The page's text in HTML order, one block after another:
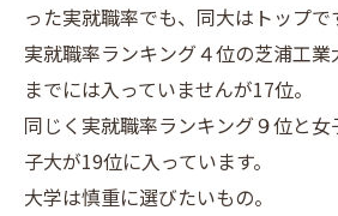
った実就職率でも、同大はトップで
実就職率ランキング４位の芝浦工
までには入っていませんが17位。
同じく実就職率ランキング９位と
子大が19位に入っています。
大学は慎重に選びたいもの。